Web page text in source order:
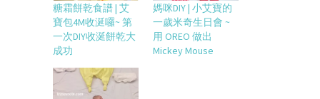
糖霜餅乾食譜 | 艾
寶包4M收涎囉~ 第
一次DIY收涎餅乾大
成功
媽咪DIY | 小艾寶的
一歲米奇生日會 ~
用 OREO 做出
Mickey Mouse